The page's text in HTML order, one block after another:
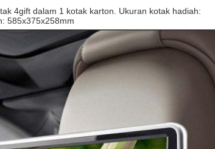
4gift dalam 1 kotak karton. Ukuran kotak hadiah:
585x375x258mm